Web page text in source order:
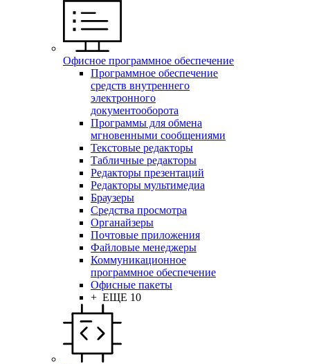
Офисное программное обеспечение
Программное обеспечение
средств внутреннего
электронного
документооборота
Программы для обмена
мгновенными сообщениями
Текстовые редакторы
Табличные редакторы
Редакторы презентаций
Редакторы мультимедиа
Браузеры
Средства просмотра
Органайзеры
Почтовые приложения
Файловые менеджеры
Коммуникационное
программное обеспечение
Офисные пакеты
+ ЕЩЕ 10